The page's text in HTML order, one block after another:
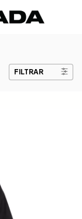
FILTRAR